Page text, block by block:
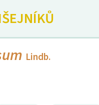
Lindb.